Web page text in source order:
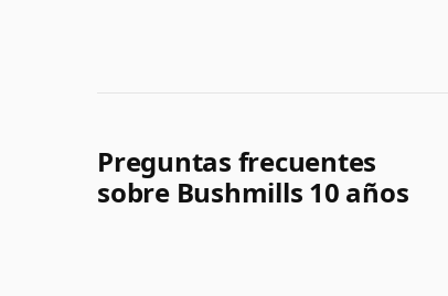
Preguntas frecuentes
sobre Bushmills 10 años